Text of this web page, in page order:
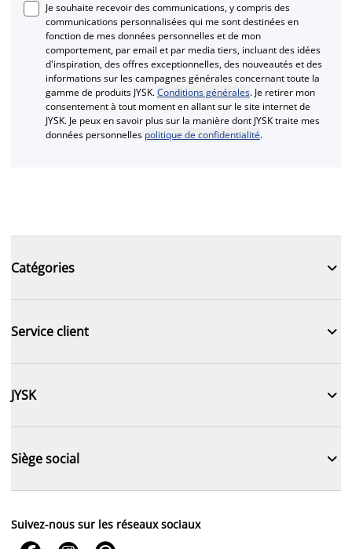
Je souhaite recevoir des communications, y compris des
communications personnalisées qui me sont destinées en
fonction de mes données personnelles et de mon
comportement, par email et par media tiers, incluant des idées
d'inspiration, des offres exceptionnelles, des nouveautés et des
informations sur les campagnes générales concernant toute la
gamme de produits JYSK.Conditions générales. Je retirer mon
consentement à tout moment en allant sur le site internet de
JYSK. Je peux en savoir plus sur la manière dont JYSK traite mes
données personnelles politique de confidentialité.
Catégories 
Service client 
JYSK 
Siège social 
Suivez-nous sur les réseaux sociaux